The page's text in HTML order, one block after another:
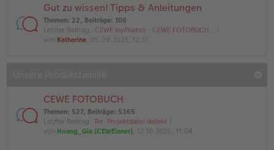
Gut zu wissen! Tipps & Anleitungen
Themen: 22, Beiträge: 106
Letzter Beitrag: CEWE myPhotos - CEWE FOTOBUCH…
von Katharine, 05.09.2023, 12:31
CEWE FOTOBUCH
Themen: 527, Beiträge: 5365
Letzter Beitrag: Re: Projektdatei defekt
von Hoang_Gia (CEWEianer), 12.10.2025, 11:04